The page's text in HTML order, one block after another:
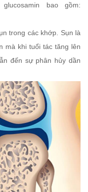
bao gồm:
trong các khớp. Sụn là
mà khi tuổi tác tăng lên
đến sự phân hủy dần